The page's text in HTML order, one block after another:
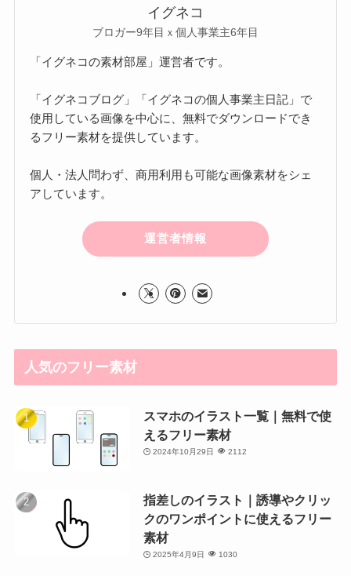
イグネコ
ブロガー9年目ｘ個人事業主6年目
「イグネコの素材部屋」運営者です。
「イグネコブログ」「イグネコの個人事業主日記」で
使用している画像を中心に、無料でダウンロードでき
るフリー素材を提供しています。
個人・法人問わず、商用利用も可能な画像素材をシェ
アしています。
運営者情報
人気のフリー素材
スマホのイラスト一覧｜無料で使
えるフリー素材
2024年10月29日 2112
指差しのイラスト｜誘導やクリッ
クのワンポイントに使えるフリー
素材
2025年4月9日 1030